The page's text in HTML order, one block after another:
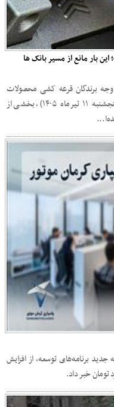
بار مانع از مسیر بانک‌ ها
وجه برندگان قرعه‌ کشی محصولات
ایران‌خودرو در مرحله سیزدهم (ساعت ۲۴ روز پنجشنبه ۱۱ تیرماه ۱۴۰۵)، بخشی از
برنامه‌های توسعه، از افزایش